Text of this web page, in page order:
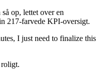
op, lettet over en
217-farvede KPI-oversigt.
I just need to finalize this
roligt.